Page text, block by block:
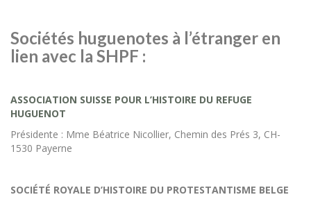
Sociétés huguenotes à l’étranger en
lien avec la SHPF :
ASSOCIATION SUISSE POUR L’HISTOIRE DU REFUGE
HUGUENOT
Présidente : Mme Béatrice Nicollier, Chemin des Prés 3, CH-
1530 Payerne
SOCIÉTÉ ROYALE D’HISTOIRE DU PROTESTANTISME BELGE